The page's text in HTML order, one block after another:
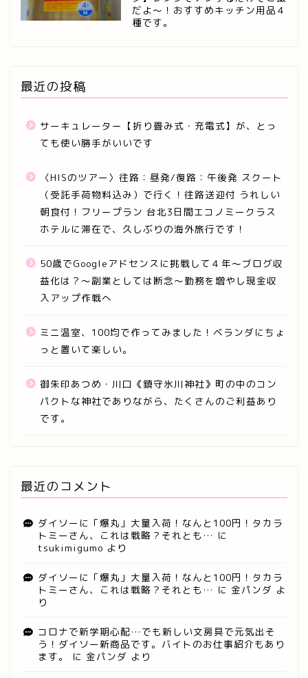
だよ～！おすすめキッチン用品４
種です。
最近の投稿
サーキュレーター【折り畳み式・充電式】が、とっ
ても使い勝手がいいです
〈HISのツアー〉往路：昼発/復路：午後発 スクート
（受託手荷物料込み）で行く！往路送迎付 うれしい
朝食付！フリープラン 台北3日間エコノミークラス
ホテルに滞在で、久しぶりの海外旅行です！
50歳でGoogleアドセンスに挑戦して４年～ブログ収
益化は？～副業としては断念～勤務を増やし現金収
入アップ作戦へ
ミニ温室、100均で作ってみました！ベランダにちょ
っと置いて楽しい。
御朱印あつめ・川口《鎮守氷川神社》町の中のコン
パクトな神社でありながら、たくさんのご利益あり
です。
最近のコメント
ダイソーに「爆丸」大量入荷！なんと100円！タカラ
トミーさん、これは戦略？それとも… に
tsukimigumo より
ダイソーに「爆丸」大量入荷！なんと100円！タカラ
トミーさん、これは戦略？それとも… に 金パンダ よ
り
コロナで新学期心配…でも新しい文房具で元気出そ
う！ダイソー新商品です。バイトのお仕事紹介もあり
ます。
に 金パンダ より